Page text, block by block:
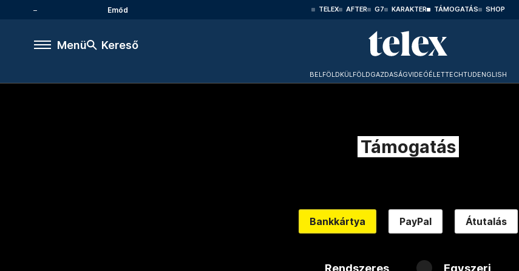
Emőd TELEX AFTER G7 KARAKTER TÁMOGATÁS SHOP
Menü Kereső
BELFÖLDKÜLFÖLDGAZDASÁGVIDEÓÉLETTECHTUDENGLISH
Támogatás
Bankkártya PayPal Átutalás
Rendszeres Egyszeri